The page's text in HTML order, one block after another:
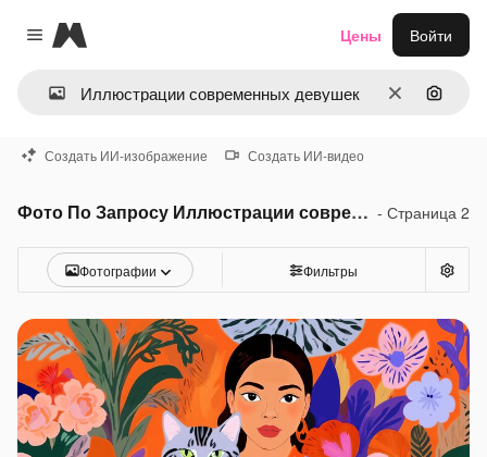
Close menu
Magnific
ОчиститьПоиск
Цены Войти
Создать ИИ-изображение Создать ИИ-видео
Фото По Запросу Иллюстрации современных девушек - Страница 2
Фотографии Фильтры